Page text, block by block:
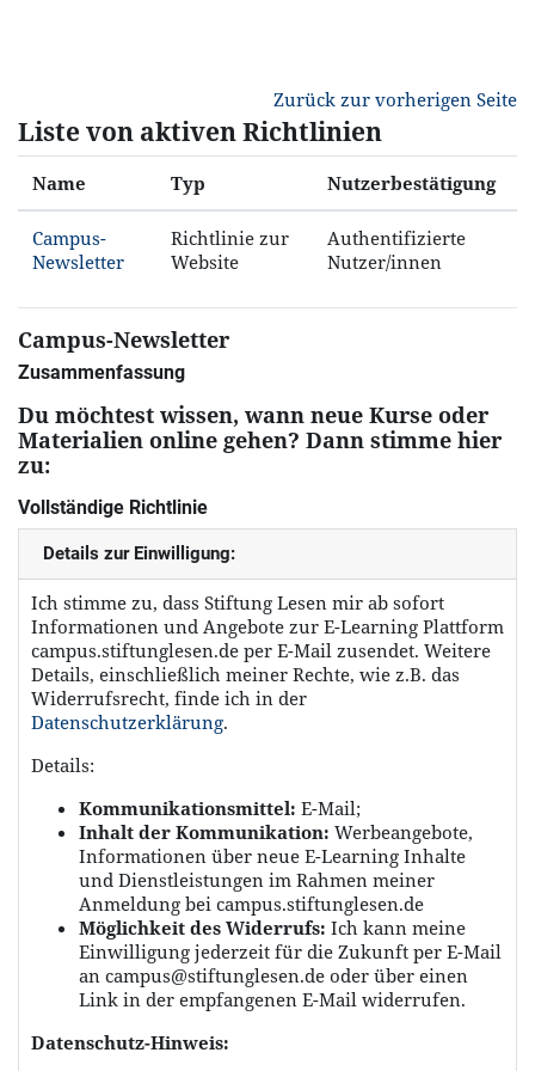
Zurück zur vorherigen Seite
Liste von aktiven Richtlinien
Name Typ Nutzerbestätigung
Campus-
Newsletter
Richtlinie zur
Website
Authentifizierte
Nutzer/innen
Campus-Newsletter
Zusammenfassung
Du möchtest wissen, wann neue Kurse oder
Materialien online gehen? Dann stimme hier
zu:
Vollständige Richtlinie
Details zur Einwilligung:
Ich stimme zu, dass Stiftung Lesen mir ab sofort
Informationen und Angebote zur E-Learning Plattform
campus.stiftunglesen.de per E-Mail zusendet. Weitere
Details, einschließlich meiner Rechte, wie z.B. das
Widerrufsrecht, finde ich in der
Datenschutzerklärung.
Details:
Kommunikationsmittel: E-Mail;
Inhalt der Kommunikation: Werbeangebote,
Informationen über neue E-Learning Inhalte
und Dienstleistungen im Rahmen meiner
Anmeldung bei campus.stiftunglesen.de
Möglichkeit des Widerrufs: Ich kann meine
Einwilligung jederzeit für die Zukunft per E-Mail
an campus@stiftunglesen.de oder über einen
Link in der empfangenen E-Mail widerrufen.
Datenschutz-Hinweis: